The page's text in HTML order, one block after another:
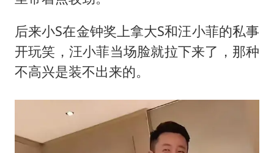
后来小S在金钟奖上拿大S和汪小菲的私事
开玩笑，汪小菲当场脸就拉下来了，那种
不高兴是装不出来的。